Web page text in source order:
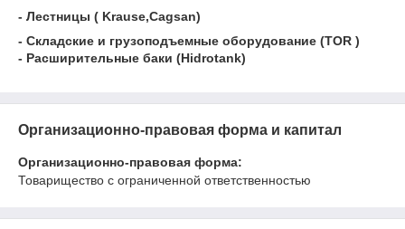
- Лестницы ( Krause,Cagsan)
- Складские и грузоподъемные оборудование (TOR )
- Расширительные баки (Hidrotank)
Организационно-правовая форма и капитал
Организационно-правовая форма:
Товарищество с ограниченной ответственностью